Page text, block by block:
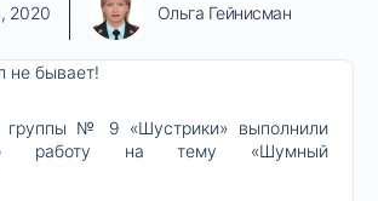
2020 Ольга Гейнисман
не бывает!
группы № 9 «Шустрики» выполнили
работу на тему «Шумный